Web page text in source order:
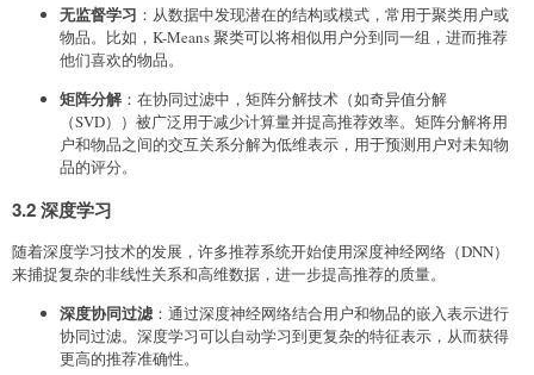
无监督学习 ：从数据中发现潜在的结构或模式，常用于聚类用户或
物品。比如，K-Means 聚类可以将相似用户分到同一组，进而推荐
他们喜欢的物品。
矩阵分解 ：在协同过滤中，矩阵分解技术（如奇异值分解
（SVD））被广泛用于减少计算量并提高推荐效率。矩阵分解将用
户和物品之间的交互关系分解为低维表示，用于预测用户对未知物
品的评分。
3.2 深度学习
随着深度学习技术的发展，许多推荐系统开始使用深度神经网络（DNN）
来捕捉复杂的非线性关系和高维数据，进一步提高推荐的质量。
深度协同过滤：通过深度神经网络结合用户和物品的嵌入表示进行
协同过滤。深度学习可以自动学习到更复杂的特征表示，从而获得
更高的推荐准确性。